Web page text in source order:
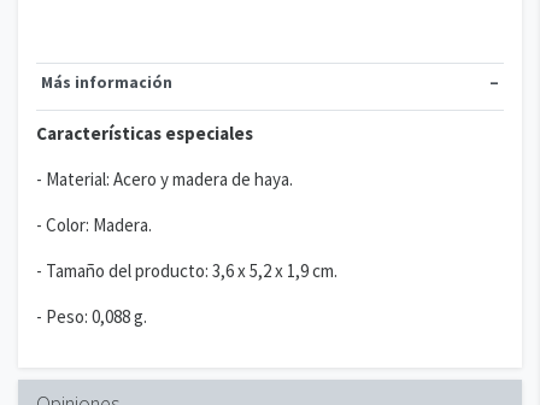
Más información
Características especiales
- Material: Acero y madera de haya.
- Color: Madera.
- Tamaño del producto: 3,6 x 5,2 x 1,9 cm.
- Peso: 0,088 g.